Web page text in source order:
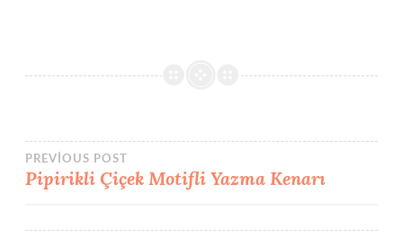
Yazı
PREVIOUS POST
Pipirikli Çiçek Motifli Yazma Kenarı